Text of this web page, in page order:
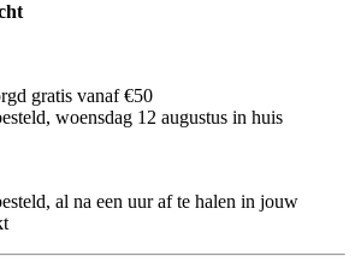
gratis vanaf €50
woensdag 12 augustus in huis
al na een uur af te halen in jouw